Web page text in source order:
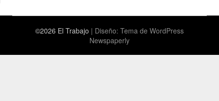
©2026 El Trabajo | Diseño: Tema de WordPress
Newspaperly